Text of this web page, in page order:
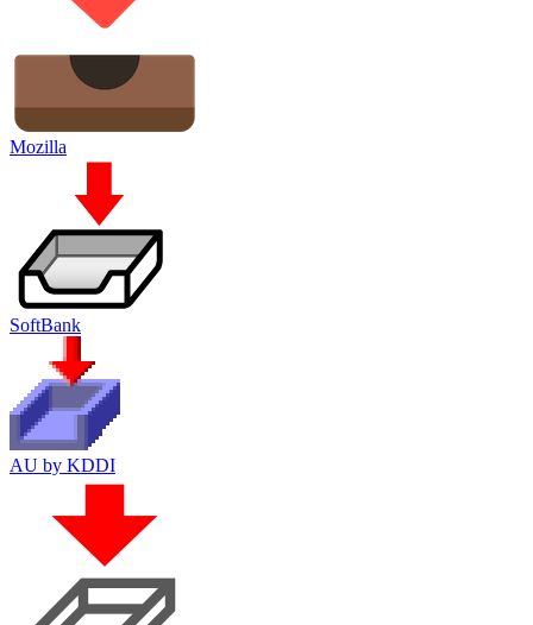
Mozilla
SoftBank
AU by KDDI